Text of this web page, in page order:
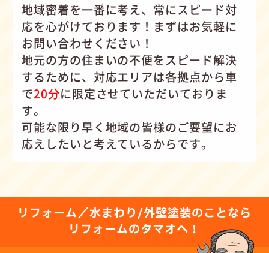
地域密着を一番に考え、常にスピード対
応を心がけております！まずはお気軽に
お問い合わせください！
地元の方の住まいの不便をスピード解決
するために、対応エリアは各拠点から車
で20分に限定させていただいておりま
す。
可能な限り早く地域の皆様のご要望にお
応えしたいと考えているからです。
リフォーム／水まわり/外壁塗装のことなら
リフォームのタマオへ！